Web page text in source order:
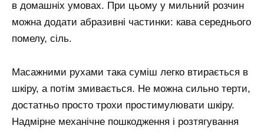
в домашніх умовах. При цьому у мильний розчин
можна додати абразивні частинки: кава середнього
помелу, сіль.
Масажними рухами така суміш легко втирається в
шкіру, а потім змивається. Не можна сильно терти,
достатньо просто трохи простимулювати шкіру.
Надмірне механічне пошкодження і розтягування